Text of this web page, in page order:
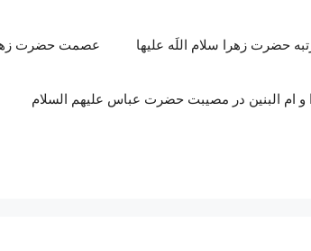
حضرت زهرا سلام اللَه علیها عصمت حضرت
ام البنین در مصیبت حضرت عباس علیهم السلام